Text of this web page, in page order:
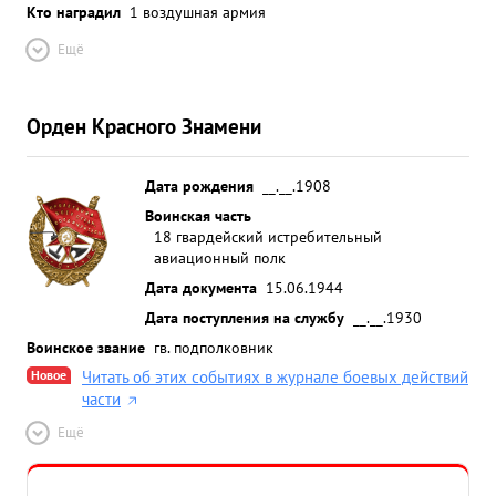
Кто наградил 1 воздушная армия
Ещё
Орден Красного Знамени
Дата рождения
__.__.1908
Воинская часть
18 гвардейский истребительный
авиационный полк
Дата документа 15.06.1944
Дата поступления на службу
__.__.1930
Воинское звание гв. подполковник
Новое
Читать об этих событиях в журнале боевых действий
части
Ещё